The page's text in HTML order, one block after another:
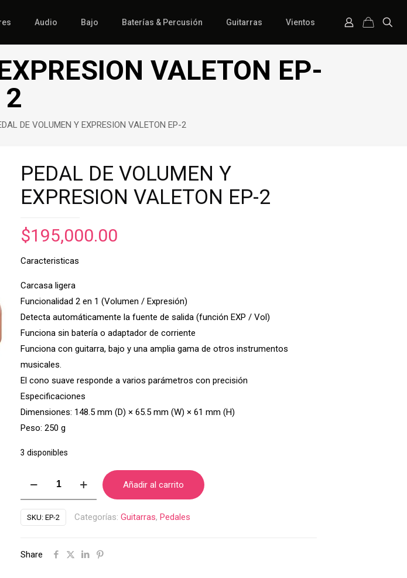
Audio Bajo Baterías & Percusión Guitarras Vientos
VALETON EP-
2
DE VOLUMEN Y EXPRESION VALETON EP-2
PEDAL DE VOLUMEN Y
EXPRESION VALETON EP-2
$195,000.00
Caracteristicas
Carcasa ligera
Funcionalidad 2 en 1 (Volumen / Expresión)
Detecta automáticamente la fuente de salida (función EXP / Vol)
Funciona sin batería o adaptador de corriente
Funciona con guitarra, bajo y una amplia gama de otros instrumentos
musicales.
El cono suave responde a varios parámetros con precisión
Especificaciones
Dimensiones: 148.5 mm (D) × 65.5 mm (W) × 61 mm (H)
Peso: 250 g
3 disponibles
VOLUMEN
Y
VALETON
Añadir al carrito
SKU: EP-2 Categorías: Guitarras, Pedales
Share